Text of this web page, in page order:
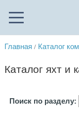
Главная / Каталог
Каталог яхт и
Поиск по разделу: